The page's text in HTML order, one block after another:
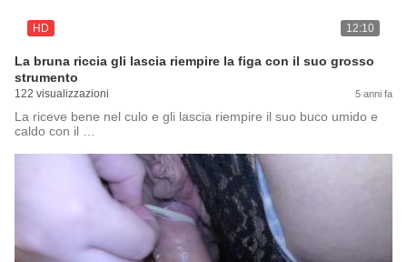
HD 12:10
La bruna riccia gli lascia riempire la figa con il suo grosso
strumento
122 visualizzazioni 5 anni fa
La riceve bene nel culo e gli lascia riempire il suo buco umido e
caldo con il …